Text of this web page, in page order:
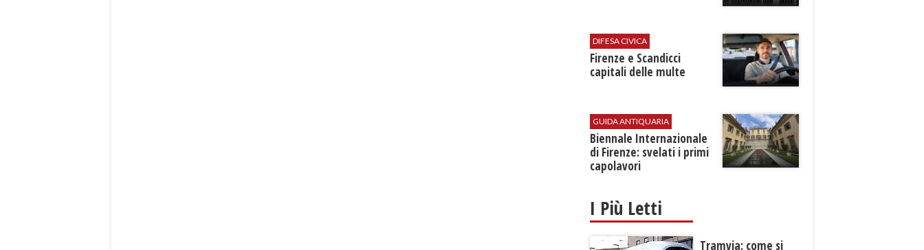
DIFESA CIVICA
Firenze e Scandicci
capitali delle multe
GUIDA ANTIQUARIA
Biennale Internazionale
di Firenze: svelati i primi
capolavori
I Più Letti
Tramvia: come si